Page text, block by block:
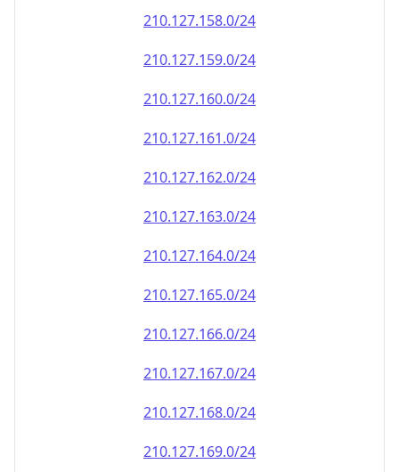
210.127.158.0/24
210.127.159.0/24
210.127.160.0/24
210.127.161.0/24
210.127.162.0/24
210.127.163.0/24
210.127.164.0/24
210.127.165.0/24
210.127.166.0/24
210.127.167.0/24
210.127.168.0/24
210.127.169.0/24